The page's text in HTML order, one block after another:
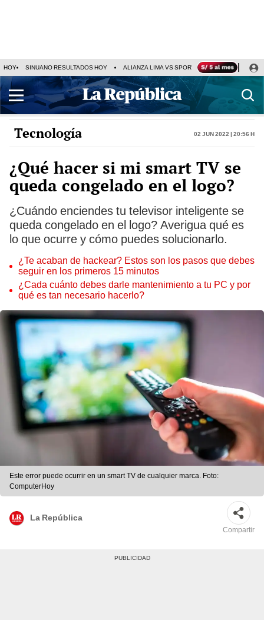
HOY SINUANO RESULTADOS HOY ALIANZA LIMA VS SPORT BOYS JORGE
Tecnología 02 Jun 2022 | 20:56 h
¿Qué hacer si mi smart TV se
queda congelado en el logo?
¿Cuándo enciendes tu televisor inteligente se
queda congelado en el logo? Averigua qué es
lo que ocurre y cómo puedes solucionarlo.
¿Te acaban de hackear? Estos son los pasos que debes
seguir en los primeros 15 minutos
¿Cada cuánto debes darle mantenimiento a tu PC y por
qué es tan necesario hacerlo?
Este error puede ocurrir en un smart TV de cualquier marca. Foto:
ComputerHoy
La República
Compartir